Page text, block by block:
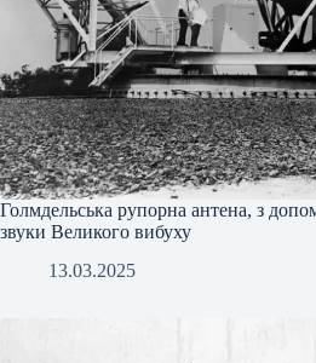
Голмдельська рупорна антена, з
звуки Великого вибуху
13.03.2025